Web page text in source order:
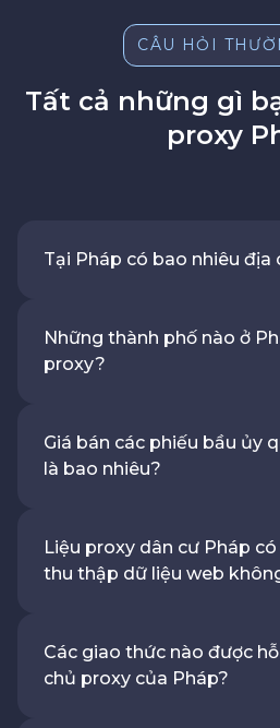
CÂU HỎI
Tất cả những gì
proxy
Tại Pháp có bao nhiêu địa
Những thành phố nào ở
proxy?
Giá bán các phiếu bầu ủy
là bao nhiêu?
Liệu proxy dân cư Pháp
thu thập dữ liệu web
Các giao thức nào được
chủ proxy của Pháp?